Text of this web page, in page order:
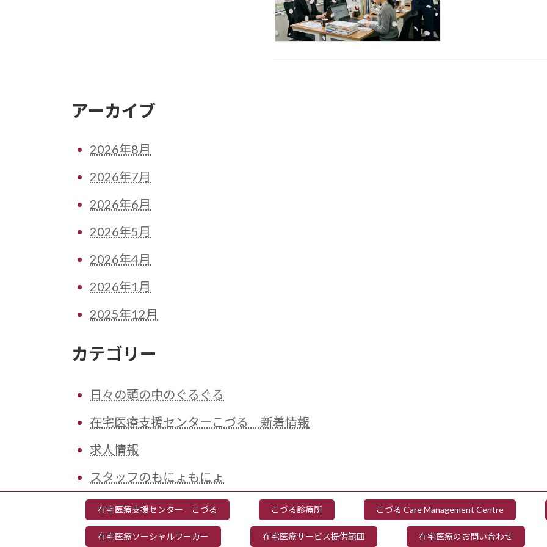
アーカイブ
2026年8月
2026年7月
2026年6月
2026年5月
2026年4月
2026年1月
2025年12月
カテゴリー
日々の頭の中のぐるぐる
在宅医療支援センターこづる 新着情報
求人情報
スタッフのもにょもにょ
在宅医療支援センター こづる こづる診療所 こづる Care Management Centre
在宅医療ソーシャルワーカー 在宅医療サービス提供範囲 在宅医療のお問い合わせ